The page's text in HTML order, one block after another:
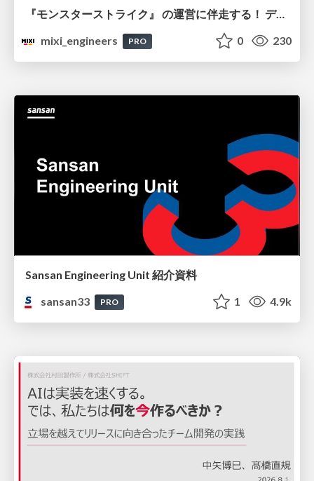
『モンスターストライク』 の運営に伴走する！ データ民主化への 解析グループの3つのアプローチ
mixi_engineers
PRO 0 230
Sansan Engineering Unit 紹介資料
sansan33
PRO 1 4.9k